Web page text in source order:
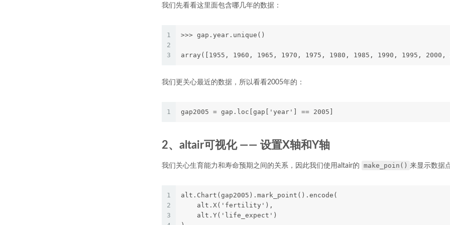
我们先看看这里面包含哪几年的数据：
1
2
3
>>> gap.year.unique()
array([1955, 1960, 1965, 1970, 1975, 1980, 1985, 1990, 1995, 2000,
我们更关心最近的数据，所以看看2005年的：
1 gap2005 = gap.loc[gap['year'] == 2005]
2、altair可视化 —— 设置X轴和Y轴
我们关心生育能力和寿命预期之间的关系，因此我们使用altair的 make_poin() 来显示数据
1
2
3
alt.Chart(gap2005).mark_point().encode(
    alt.X('fertility'),
    alt.Y('life_expect')